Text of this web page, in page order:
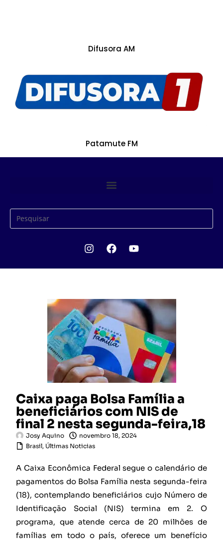
Difusora AM
Patamute FM
Caixa paga Bolsa Família a
beneficiários com NIS de
final 2 nesta segunda-feira,18
Josy Aquino
novembro 18, 2024
Brasil, Últimas Noticias
A Caixa Econômica Federal segue o calendário de
pagamentos do Bolsa Família nesta segunda-feira
(18), contemplando beneficiários cujo Número de
Identificação Social (NIS) termina em 2. O
programa, que atende cerca de 20 milhões de
famílias em todo o país, oferece um benefício